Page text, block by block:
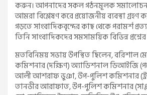
করুন। আপনাদের সকল গঠনমূলক সমালোচনা
আমরা বিশ্লেষণ করে প্রয়োজনীয় ব্যবস্থা গ্রহণ
গড়তে সাংবাদিকবৃন্দের কাছ থেকে পরামর্শ
তিনি সাংবাদিকদের সমসাময়িক বিভিন্ন প্রশ্নের
মতবিনিময় সভায় উপস্থিত ছিলেন, বরিশাল
কমিশনার (দক্ষিণ) অ্যাডিশনাল ডিআইজি
আলী আশরাফ ভুঞা, উপ-পুলিশ কমিশনার
তানভীর আরাফাত, উপ-পুলিশ কমিশনার